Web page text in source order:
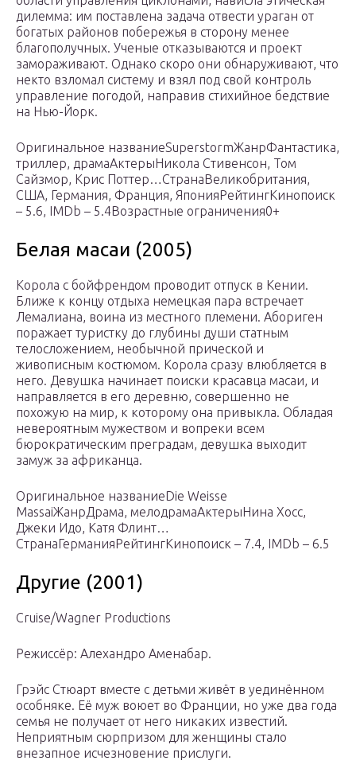
дилемма: им поставлена задача отвести ураган от
богатых районов побережья в сторону менее
благополучных. Ученые отказываются и проект
замораживают. Однако скоро они обнаруживают, что
некто взломал систему и взял под свой контроль
управление погодой, направив стихийное бедствие
на Нью-Йорк.
Оригинальное названиеSuperstormЖанрФантастика,
триллер, драмаАктерыНикола Стивенсон, Том
Сайзмор, Крис Поттер…СтранаВеликобритания,
США, Германия, Франция, ЯпонияРейтингКинопоиск
– 5.6, IMDb – 5.4Возрастные ограничения0+
Белая масаи (2005)
Корола с бойфрендом проводит отпуск в Кении.
Ближе к концу отдыха немецкая пара встречает
Лемалиана, воина из местного племени. Абориген
поражает туристку до глубины души статным
телосложением, необычной прической и
живописным костюмом. Корола сразу влюбляется в
него. Девушка начинает поиски красавца масаи, и
направляется в его деревню, совершенно не
похожую на мир, к которому она привыкла. Обладая
невероятным мужеством и вопреки всем
бюрократическим преградам, девушка выходит
замуж за африканца.
Оригинальное названиеDie Weisse
MassaiЖанрДрама, мелодрамаАктерыНина Хосс,
Джеки Идо, Катя Флинт…
СтранаГерманияРейтингКинопоиск – 7.4, IMDb – 6.5
Другие (2001)
Cruise/Wagner Productions
Режиссёр: Алехандро Аменабар.
Грэйс Стюарт вместе с детьми живёт в уединённом
особняке. Её муж воюет во Франции, но уже два года
семья не получает от него никаких известий.
Неприятным сюрпризом для женщины стало
внезапное исчезновение прислуги.